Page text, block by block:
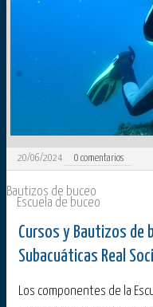
20/06/2024 0 comentarios
Bautizos de buceo
Escuela de buceo
Cursos y Bautizos de
Subacuáticas Real
Los componentes de la